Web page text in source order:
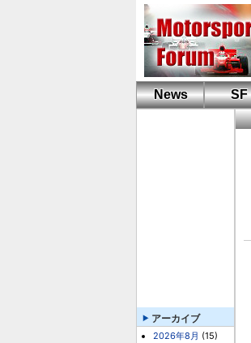
News SF
アーカイブ
2026年8月 (15)